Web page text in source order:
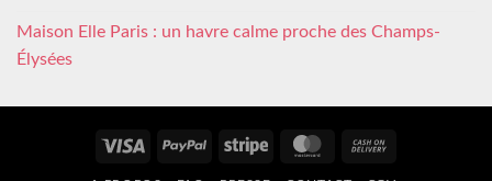
Maison Elle Paris : un havre calme proche des Champs-
Élysées
Visa PayPal Stripe MasterCard